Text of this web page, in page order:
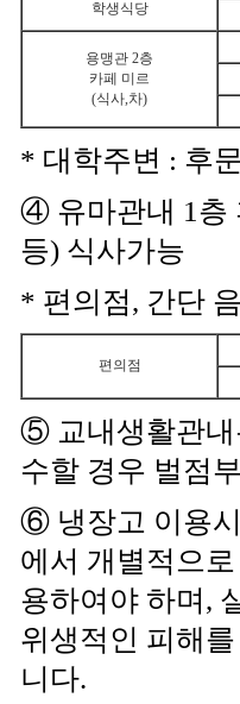
학생식당
용맹관 2층
카페 미르
(식사,차)
* 대학주변 : 후
④ 유마관내 1층
등) 식사가능
* 편의점, 간단
편의점
⑤ 교내생활관내
수할 경우 벌점
⑥ 냉장고 이용
에서 개별적으
용하여야 하며,
위생적인 피해
니다.